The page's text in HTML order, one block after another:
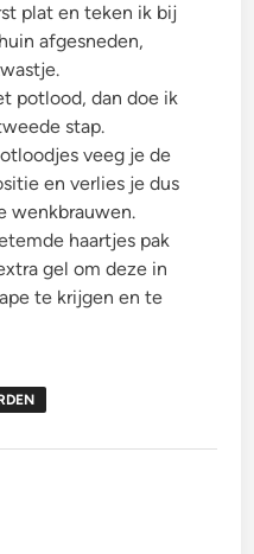
plat en teken ik bij
afgesneden,
potlood, dan doe ik
stap.
veeg je de
en verlies je dus
wenkbrauwen.
haartjes pak
gel om deze in
te krijgen en te